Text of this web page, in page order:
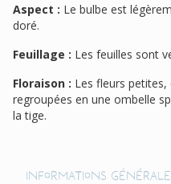
Aspect : Le bulbe est
doré.
Feuillage : Les feuilles sont
Floraison : Les fleurs
regroupées en une ombelle
la tige.
Informations